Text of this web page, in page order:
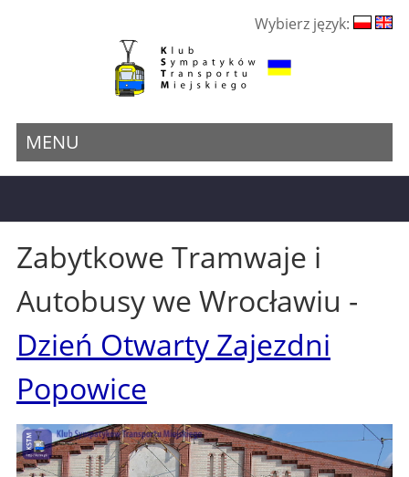
Wybierz język:
MENU
Zabytkowe Tramwaje i
Autobusy we Wrocławiu -
Dzień Otwarty Zajezdni
Popowice